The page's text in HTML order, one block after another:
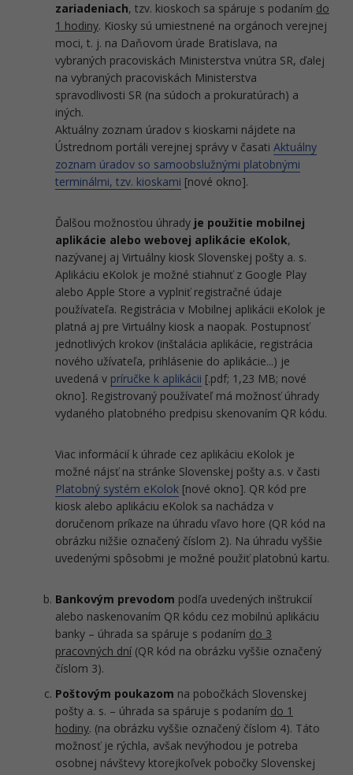
zariadeniach, tzv. kioskoch sa spáruje s podaním do
1 hodiny. Kiosky sú umiestnené na orgánoch verejnej
moci, t. j. na Daňovom úrade Bratislava, na
vybraných pracoviskách Ministerstva vnútra SR, ďalej
na vybraných pracoviskách Ministerstva
spravodlivosti SR (na súdoch a prokuratúrach) a
iných.
Aktuálny zoznam úradov s kioskami nájdete na
Ústrednom portáli verejnej správy v časati Aktuálny
zoznam úradov so samoobslužnými platobnými
terminálmi, tzv. kioskami [nové okno].
Ďalšou možnosťou úhrady je použitie mobilnej
aplikácie alebo webovej aplikácie eKolok,
nazývanej aj Virtuálny kiosk Slovenskej pošty a. s.
Aplikáciu eKolok je možné stiahnuť z Google Play
alebo Apple Store a vyplniť registračné údaje
používateľa. Registrácia v Mobilnej aplikácii eKolok je
platná aj pre Virtuálny kiosk a naopak. Postupnosť
jednotlivých krokov (inštalácia aplikácie, registrácia
nového užívateľa, prihlásenie do aplikácie...) je
uvedená v príručke k aplikácii [.pdf; 1,23 MB; nové
okno]. Registrovaný používateľ má možnosť úhrady
vydaného platobného predpisu skenovaním QR kódu.
Viac informácií k úhrade cez aplikáciu eKolok je
možné nájsť na stránke Slovenskej pošty a.s. v časti
Platobný systém eKolok [nové okno]. QR kód pre
kiosk alebo aplikáciu eKolok sa nachádza v
doručenom príkaze na úhradu vľavo hore (QR kód na
obrázku nižšie označený číslom 2). Na úhradu vyššie
uvedenými spôsobmi je možné použiť platobnú kartu.
Bankovým prevodom podľa uvedených inštrukcií
alebo naskenovaním QR kódu cez mobilnú aplikáciu
banky – úhrada sa spáruje s podaním do 3
pracovných dní (QR kód na obrázku vyššie označený
číslom 3).
Poštovým poukazom na pobočkách Slovenskej
pošty a. s. – úhrada sa spáruje s podaním do 1
hodiny. (na obrázku vyššie označený číslom 4). Táto
možnosť je rýchla, avšak nevýhodou je potreba
osobnej návštevy ktorejkoľvek pobočky Slovenskej